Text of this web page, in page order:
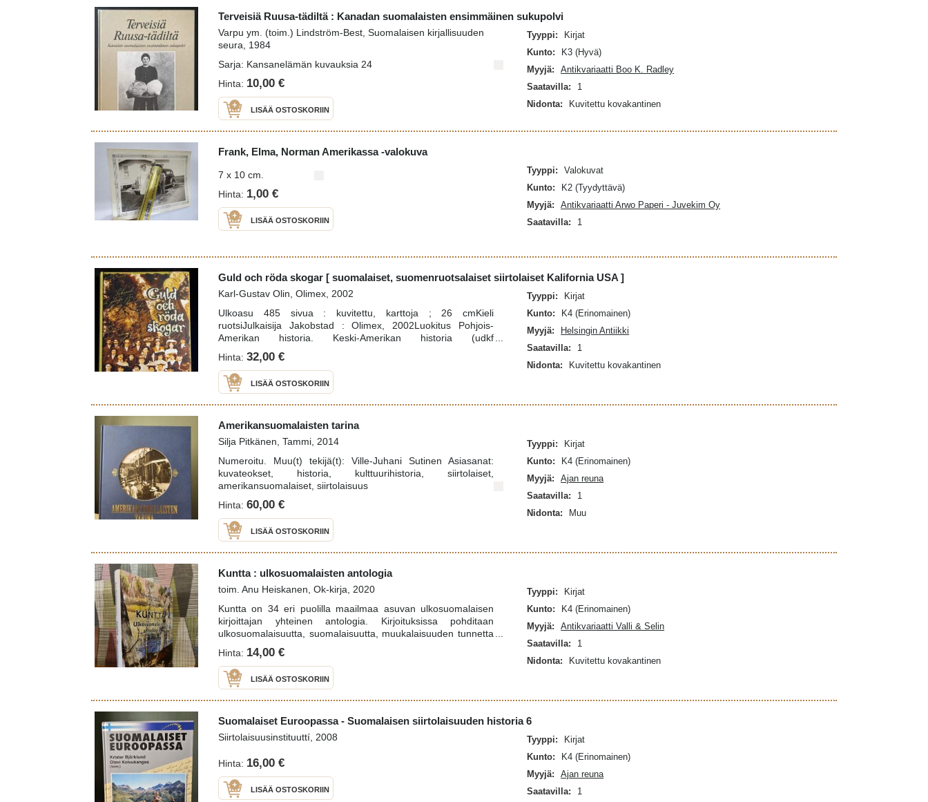
Terveisiä Ruusa-tädiltä : Kanadan suomalaisten ensimmäinen sukupolvi
Varpu ym. (toim.) Lindström-Best, Suomalaisen kirjallisuuden
seura, 1984
Sarja: Kansanelämän kuvauksia 24
Hinta: 10,00 €
LISÄÄ OSTOSKORIIN
Tyyppi:
Kirjat
Kunto:
K3 (Hyvä)
Myyjä:
Antikvariaatti Boo K. Radley
Saatavilla:
1
Nidonta:
Kuvitettu kovakantinen
Frank, Elma, Norman Amerikassa -valokuva
7 x 10 cm.
Hinta: 1,00 €
LISÄÄ OSTOSKORIIN
Tyyppi:
Valokuvat
Kunto:
K2 (Tyydyttävä)
Myyjä:
Antikvariaatti Arwo Paperi - Juvekim Oy
Saatavilla:
1
Guld och röda skogar [ suomalaiset, suomenruotsalaiset siirtolaiset Kalifornia USA ]
Karl-Gustav Olin, Olimex, 2002
Ulkoasu 485 sivua : kuvitettu, karttoja ; 26 cmKieli
ruotsiJulkaisija Jakobstad : Olimex, 2002Luokitus Pohjois-
Amerikan historia. Keski-Amerikan historia (udkf
970)Väestötiede. Väestötutkimus. Demografia. Muuttoliike.
Siirtolaisuus (udkf 314)Yhdysvallat (ykl 98.312)ykl
32.2109Aiheet 1800-luku 1900-luku siirtolaiset siirtolaisuus
suomalaiset suomenruotsalaiset henkilöhakemistot historia
Hinta: 32,00 €
LISÄÄ OSTOSKORIIN
Tyyppi:
Kirjat
Kunto:
K4 (Erinomainen)
Myyjä:
Helsingin Antiikki
Saatavilla:
1
Nidonta:
Kuvitettu kovakantinen
Amerikansuomalaisten tarina
Silja Pitkänen, Tammi, 2014
Numeroitu. Muu(t) tekijä(t): Ville-Juhani Sutinen Asiasanat:
kuvateokset, historia, kulttuurihistoria, siirtolaiset,
amerikansuomalaiset, siirtolaisuus
Hinta: 60,00 €
LISÄÄ OSTOSKORIIN
Tyyppi:
Kirjat
Kunto:
K4 (Erinomainen)
Myyjä:
Ajan reuna
Saatavilla:
1
Nidonta:
Muu
Kuntta : ulkosuomalaisten antologia
toim. Anu Heiskanen, Ok-kirja, 2020
Kuntta on 34 eri puolilla maailmaa asuvan ulkosuomalaisen
kirjoittajan yhteinen antologia. Kirjoituksissa pohditaan
ulkosuomalaisuutta, suomalaisuutta, muukalaisuuden tunnetta
ja sopeutumista. Kuntasta löytyy niin esseitä, novelleja, runoja,
ajatelmia, muistoja kuin kirjeitäkin. Kirjoittajat ovat asuneet
Suomen lisäksi peräti neljässäkymmenessä eri maassa. Sukel-
lukset eri kulttuureihin ovat avartaneet heidän näkemystään
Texas), etsi vapaaehtoisia kirjoittajia sosiaalisesta mediasta,
pitkään ulkomailla asuneiden ulkosuomalaisten ryhmästä.
Osallistuminen oli vapaaehtoista ja jokainen kirjoitus on
hyväksytty antologiaan. Kirjoittajat ovat olleet rohkeita
tarttuessaan tehtävään ja ryhtyessään pohtimaan elä-määnsä
vieraslajina. Kirjoittajajoukon värikkyys tekee teoksesta
ainutlaatuisen ja erikoisen: tuoreen ja raikkaan.Kuntta sanana
Hinta: 14,00 €
LISÄÄ OSTOSKORIIN
Tyyppi:
Kirjat
Kunto:
K4 (Erinomainen)
Myyjä:
Antikvariaatti Valli & Selin
Saatavilla:
1
Nidonta:
Kuvitettu kovakantinen
Suomalaiset Euroopassa - Suomalaisen siirtolaisuuden historia 6
Siirtolaisuusinstituuttí, 2008
Hinta: 16,00 €
LISÄÄ OSTOSKORIIN
Tyyppi:
Kirjat
Kunto:
K4 (Erinomainen)
Myyjä:
Ajan reuna
Saatavilla:
1